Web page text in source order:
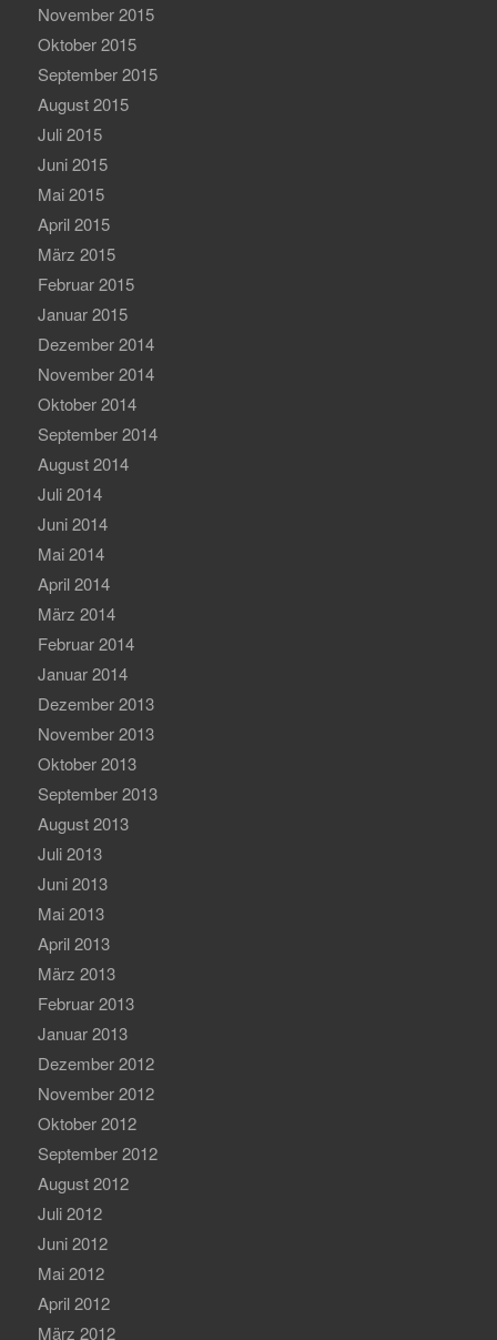
November 2015
Oktober 2015
September 2015
August 2015
Juli 2015
Juni 2015
Mai 2015
April 2015
März 2015
Februar 2015
Januar 2015
Dezember 2014
November 2014
Oktober 2014
September 2014
August 2014
Juli 2014
Juni 2014
Mai 2014
April 2014
März 2014
Februar 2014
Januar 2014
Dezember 2013
November 2013
Oktober 2013
September 2013
August 2013
Juli 2013
Juni 2013
Mai 2013
April 2013
März 2013
Februar 2013
Januar 2013
Dezember 2012
November 2012
Oktober 2012
September 2012
August 2012
Juli 2012
Juni 2012
Mai 2012
April 2012
März 2012